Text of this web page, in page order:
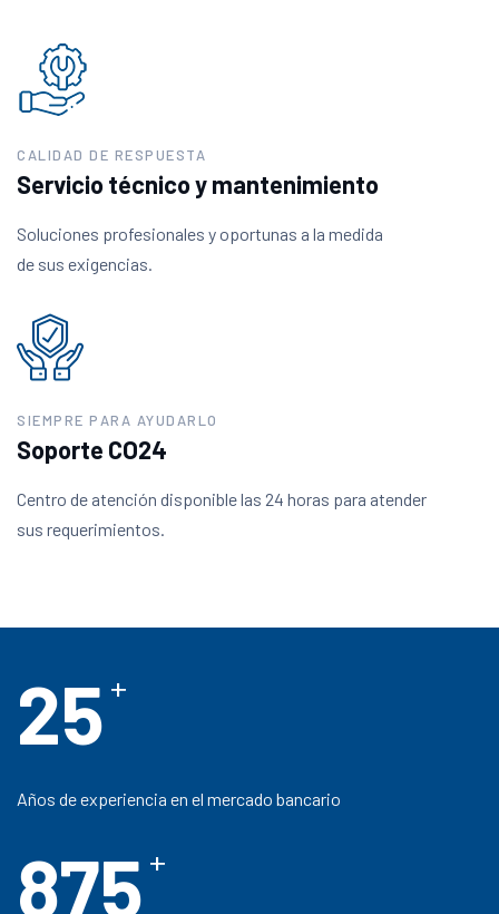
CALIDAD DE RESPUESTA
Servicio técnico y mantenimiento
Soluciones profesionales y oportunas a la medida
de sus exigencias.
SIEMPRE PARA AYUDARLO
Soporte CO24
Centro de atención disponible las 24 horas para atender
sus requerimientos.
25 +
Años de experiencia en el mercado bancario
875 +